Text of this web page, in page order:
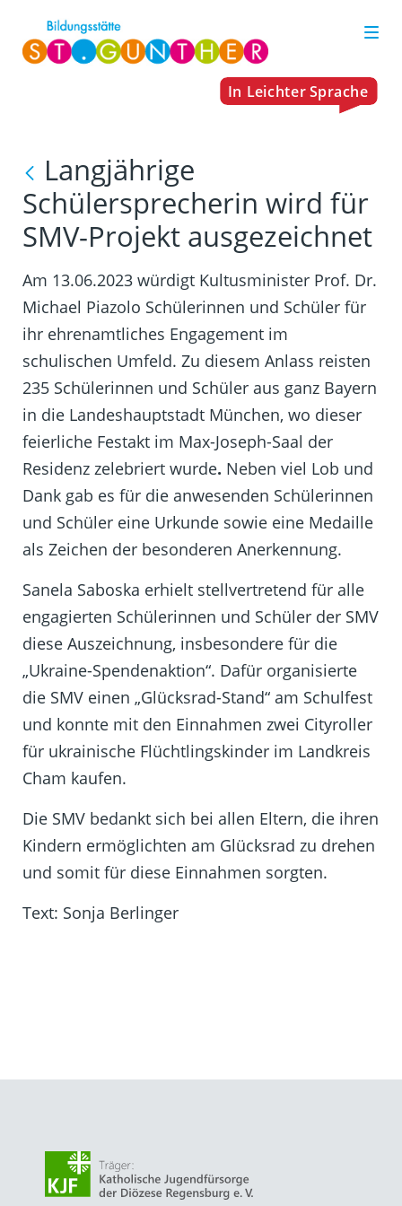
Langjährige
Schülersprecherin wird für
SMV-Projekt ausgezeichnet
Am 13.06.2023 würdigt Kultusminister Prof. Dr.
Michael Piazolo Schülerinnen und Schüler für
ihr ehrenamtliches Engagement im
schulischen Umfeld. Zu diesem Anlass reisten
235 Schülerinnen und Schüler aus ganz Bayern
in die Landeshauptstadt München, wo dieser
feierliche Festakt im Max-Joseph-Saal der
Residenz zelebriert wurde. Neben viel Lob und
Dank gab es für die anwesenden Schülerinnen
und Schüler eine Urkunde sowie eine Medaille
als Zeichen der besonderen Anerkennung.
Sanela Saboska erhielt stellvertretend für alle
engagierten Schülerinnen und Schüler der SMV
diese Auszeichnung, insbesondere für die
„Ukraine-Spendenaktion“. Dafür organisierte
die SMV einen „Glücksrad-Stand“ am Schulfest
und konnte mit den Einnahmen zwei Cityroller
für ukrainische Flüchtlingskinder im Landkreis
Cham kaufen.
Die SMV bedankt sich bei allen Eltern, die ihren
Kindern ermöglichten am Glücksrad zu drehen
und somit für diese Einnahmen sorgten.
Text: Sonja Berlinger